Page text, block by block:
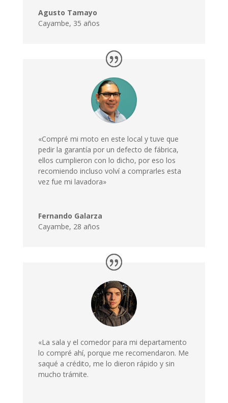
Agusto Tamayo
Cayambe, 35 años
«Compré mi moto en este local y tuve que
pedir la garantía por un defecto de fábrica,
ellos cumplieron con lo dicho, por eso los
recomiendo incluso volví a comprarles esta
vez fue mi lavadora»
Fernando Galarza
Cayambe, 28 años
«La sala y el comedor para mi departamento
lo compré ahí, porque me recomendaron. Me
saqué a crédito, me lo dieron rápido y sin
mucho trámite.